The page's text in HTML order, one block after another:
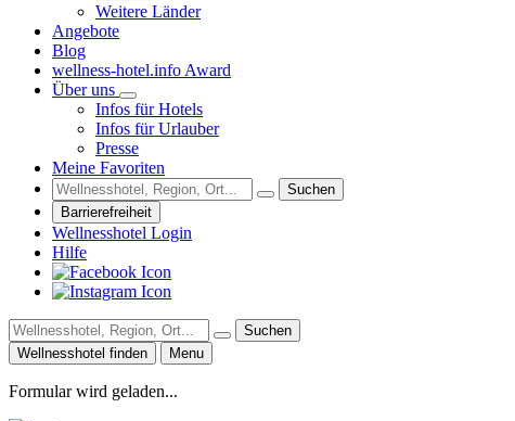
Weitere Länder
Angebote
Blog
wellness-hotel.info Award
Über uns
Infos für Hotels
Infos für Urlauber
Presse
Meine Favoriten
Suchen
Barrierefreiheit
Wellnesshotel Login
Hilfe
Suchen
Wellnesshotel finden
Menu
Formular wird geladen...